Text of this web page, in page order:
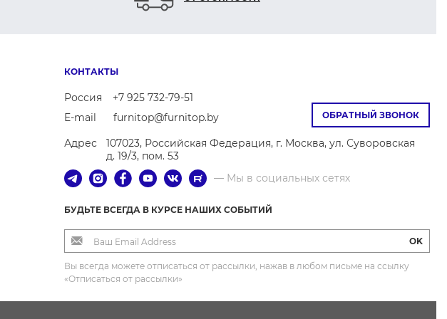
ОБРАТНЫЙ ЗВОНОК
КОНТАКТЫ
Россия
+7 925 732-79-51
E-mail
furnitop@furnitop.by
Адрес
107023, Российская Федерация, г. Москва, ул. Суворовская
д. 19/3, пом. 53
— Мы в социальных сетях
БУДЬТЕ ВСЕГДА В КУРСЕ НАШИХ СОБЫТИЙ
OK
Вы всегда можете отписаться от рассылки, нажав в любом письме на ссылку
«Отписаться от рассылки»